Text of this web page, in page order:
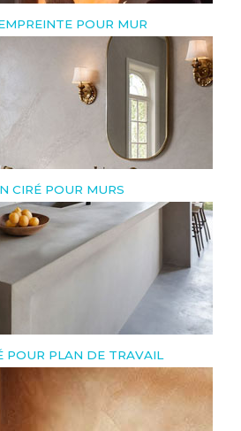
POUR MUR
CIRÉ POUR MURS
POUR PLAN DE TRAVAIL